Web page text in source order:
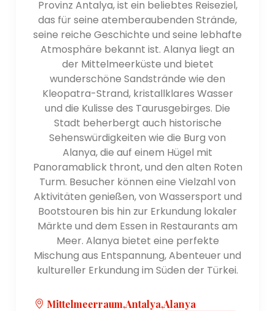
Provinz Antalya, ist ein beliebtes Reiseziel,
das für seine atemberaubenden Strände,
seine reiche Geschichte und seine lebhafte
Atmosphäre bekannt ist. Alanya liegt an
der Mittelmeerküste und bietet
wunderschöne Sandstrände wie den
Kleopatra-Strand, kristallklares Wasser
und die Kulisse des Taurusgebirges. Die
Stadt beherbergt auch historische
Sehenswürdigkeiten wie die Burg von
Alanya, die auf einem Hügel mit
Panoramablick thront, und den alten Roten
Turm. Besucher können eine Vielzahl von
Aktivitäten genießen, von Wassersport und
Bootstouren bis hin zur Erkundung lokaler
Märkte und dem Essen in Restaurants am
Meer. Alanya bietet eine perfekte
Mischung aus Entspannung, Abenteuer und
kultureller Erkundung im Süden der Türkei.
Mittelmeerraum,Antalya,Alanya